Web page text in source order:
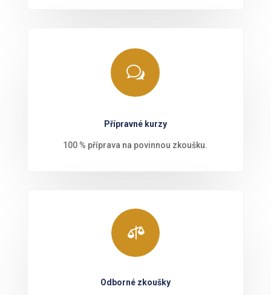
w
Přípravné kurzy
100 % příprava na povinnou zkoušku.

Odborné zkoušky